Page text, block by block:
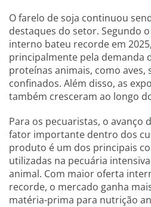
O farelo de soja continuou
destaques do setor. Segundo
interno bateu recorde em
principalmente pela demanda
proteínas animais, como aves,
confinados. Além disso, as
também cresceram ao longo
Para os pecuaristas, o avanço
fator importante dentro dos
produto é um dos principais
utilizadas na pecuária
animal. Com maior oferta
recorde, o mercado ganha
matéria-prima para nutrição